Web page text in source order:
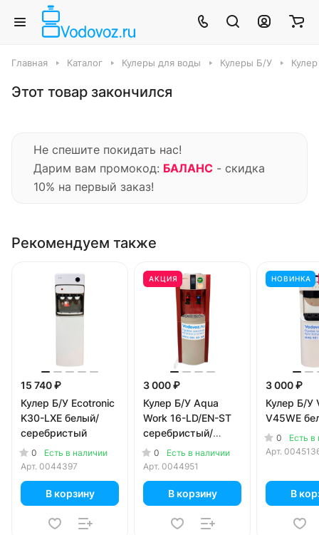
Главная Каталог Кулеры для воды Кулеры Б/У
Этот товар закончился
Не спешите покидать нас!
Дарим вам промокод: БАЛАНС - скидка
10% на первый заказ!
Рекомендуем также
15 740 ₽
Кулер Б/У Ecotronic
K30-LXE белый/
серебристый
0
Есть в наличии
Арт. 0044397
В корзину
АКЦИЯ
3 000 ₽
Кулер Б/У Aqua
Work 16-LD/EN-ST
серебристый/
красный
0
Есть в наличии
Арт. 0044951
В корзину
НОВИНКА
3 000 ₽
Кулер Б/У
V45WE
0
Есть в
Арт.
В